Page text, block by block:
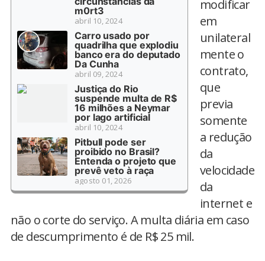
m0rt3
abril 10, 2024
Carro usado por
quadrilha que explodiu
banco era do deputado
Da Cunha
abril 09, 2024
Justiça do Rio
suspende multa de R$
16 milhões a Neymar
por lago artificial
abril 10, 2024
Pitbull pode ser
proibido no Brasil?
Entenda o projeto que
prevê veto à raça
agosto 01, 2026
modificar
em
unilateral
mente o
contrato,
que
previa
somente
a redução
da
velocidade
da
internet e
não o corte do serviço. A multa diária em caso
de descumprimento é de R$ 25 mil.